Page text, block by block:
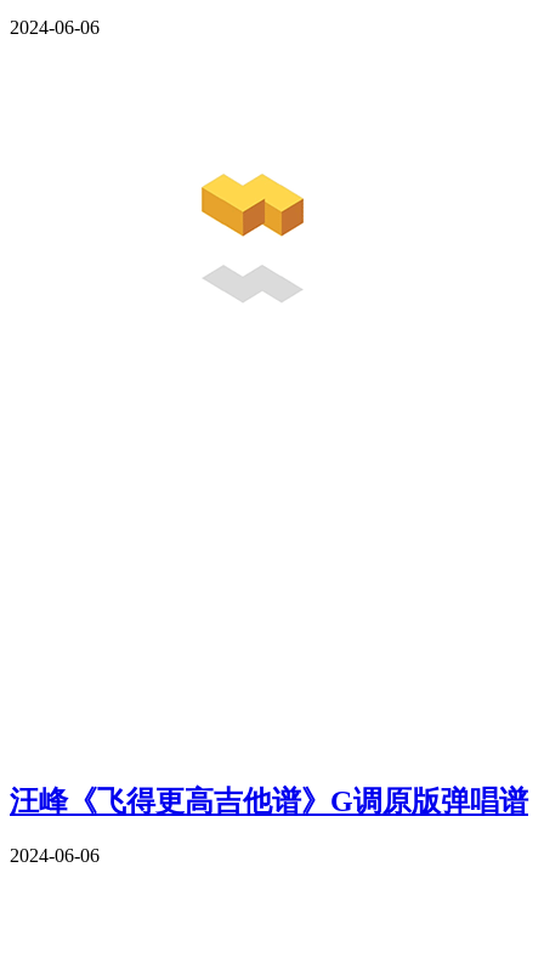
2024-06-06
汪峰《飞得更高吉他谱》G调原版弹唱谱
2024-06-06